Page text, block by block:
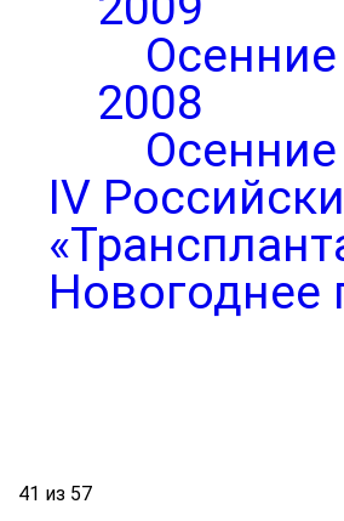
2008
IV
Новогоднее
41 из 57